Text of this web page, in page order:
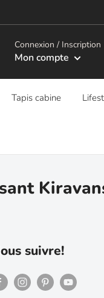
Connexion / Inscription
Mon compte
Tapis cabine
suivre!